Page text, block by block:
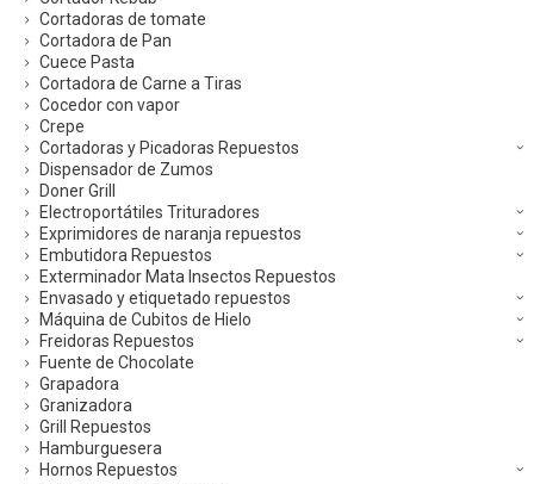
Cortadoras de tomate
Cortadora de Pan
Cuece Pasta
Cortadora de Carne a Tiras
Cocedor con vapor
Crepe
Cortadoras y Picadoras Repuestos
Dispensador de Zumos
Doner Grill
Electroportátiles Trituradores
Exprimidores de naranja repuestos
Embutidora Repuestos
Exterminador Mata Insectos Repuestos
Envasado y etiquetado repuestos
Máquina de Cubitos de Hielo
Freidoras Repuestos
Fuente de Chocolate
Grapadora
Granizadora
Grill Repuestos
Hamburguesera
Hornos Repuestos